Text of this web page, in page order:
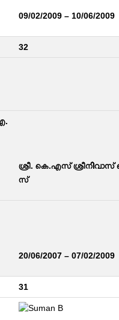
09/02/2009 – 10/06/2009
32
ശ്രീ. കെ.എസ്
സ്
20/06/2007 – 07/02/2009
31